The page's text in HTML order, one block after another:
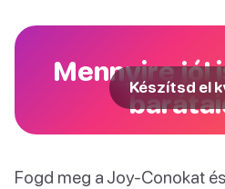
Mennyire jól
Készítsd el
Fogd meg a Joy-Conokat